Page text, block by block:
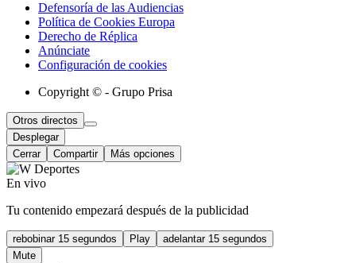
Defensoría de las Audiencias
Política de Cookies Europa
Derecho de Réplica
Anúnciate
Configuración de cookies
Copyright © - Grupo Prisa
Otros directos
Desplegar
Cerrar
Compartir Más opciones
En vivo
Tu contenido empezará después de la publicidad
rebobinar 15 segundos Play
adelantar 15 segundos
Mute